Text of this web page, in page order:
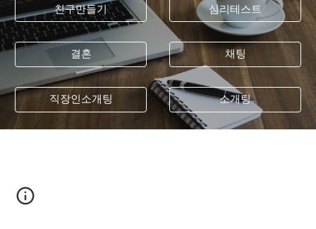
친구만들기
결혼
직장인소개팅
심리테스트
채팅
소개팅